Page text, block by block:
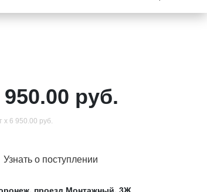
950.00 руб.
х 6 950.00 руб.
Узнать о поступлении